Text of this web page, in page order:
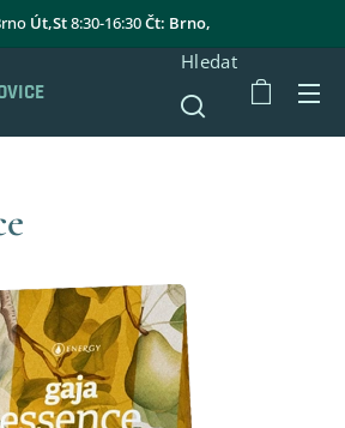
Út,St8:30-16:30Čt: Brno,
Hledat